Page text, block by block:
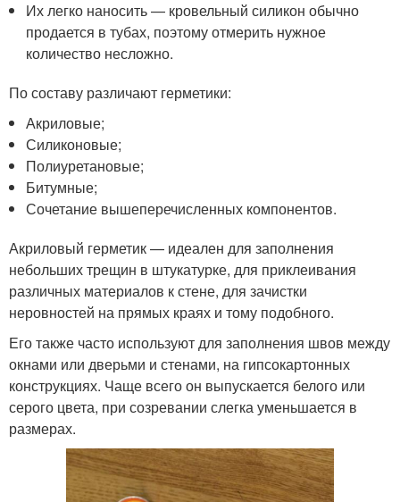
Их легко наносить — кровельный силикон обычно
продается в тубах, поэтому отмерить нужное
количество несложно.
По составу различают герметики:
Акриловые;
Силиконовые;
Полиуретановые;
Битумные;
Сочетание вышеперечисленных компонентов.
Акриловый герметик — идеален для заполнения
небольших трещин в штукатурке, для приклеивания
различных материалов к стене, для зачистки
неровностей на прямых краях и тому подобного.
Его также часто используют для заполнения швов между
окнами или дверьми и стенами, на гипсокартонных
конструкциях. Чаще всего он выпускается белого или
серого цвета, при созревании слегка уменьшается в
размерах.